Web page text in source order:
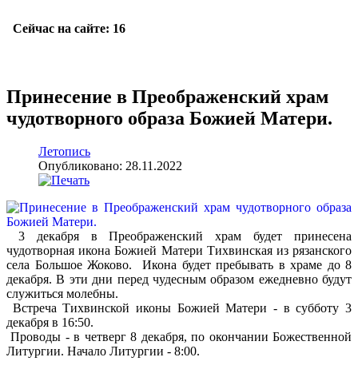
Принесение в Преображенский храм
чудотворного образа Божией Матери.
Летопись
Опубликовано: 28.11.2022
3 декабря в Преображенский храм будет принесена
чудотворная икона Божией Матери Тихвинская из рязанского
села Большое Жоково. Икона будет пребывать в храме до 8
декабря. В эти дни перед чудесным образом ежедневно будут
служиться молебны.
Встреча Тихвинской иконы Божией Матери - в субботу 3
декабря в 16:50.
Проводы - в четверг 8 декабря, по окончании Божественной
Литургии. Начало Литургии - 8:00.